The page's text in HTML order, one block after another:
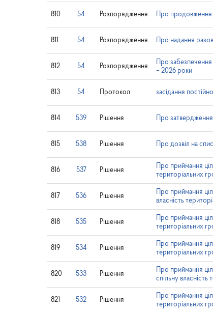
810 54 Розпорядження Про продовження
811 54 Розпорядження Про надання
812 54 Розпорядження
Про забезпечення
– 2026 роки
813 54 Протокол засідання
814 539 Рішення Про
815 538 Рішення Про дозвіл на
816 537 Рішення
Про приймання
територіальних
817 536 Рішення
Про приймання
власність
818 535 Рішення
Про приймання
територіальних
819 534 Рішення
Про приймання
територіальних
820 533 Рішення
Про приймання
спільну власність
821 532 Рішення
Про приймання
територіальних